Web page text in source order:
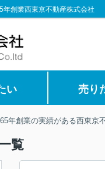
創業西東京不動産株式会社
い 売り
年創業の実績がある西東京
覧